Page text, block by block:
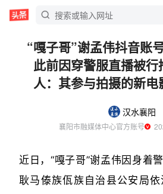
“嘎子哥”谢孟伟抖音账
此前因穿警服直播被
人：其参与拍摄的新电
汉水襄阳
襄阳市融媒体中心官方账号
近日，“嘎子哥”谢孟伟因身着
耿马傣族佤族自治县公安局